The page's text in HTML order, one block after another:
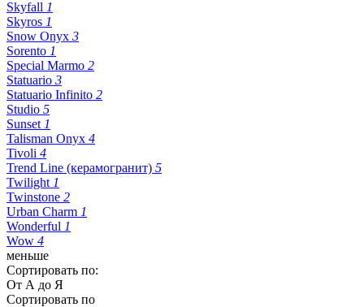
Skyfall 1
Skyros 1
Snow Onyx 3
Sorento 1
Special Marmo 2
Statuario 3
Statuario Infinito 2
Studio 5
Sunset 1
Talisman Onyx 4
Tivoli 4
Trend Line (керамогранит) 5
Twilight 1
Twinstone 2
Urban Charm 1
Wonderful 1
Wow 4
меньше
Сортировать по:
От А до Я
Сортировать по